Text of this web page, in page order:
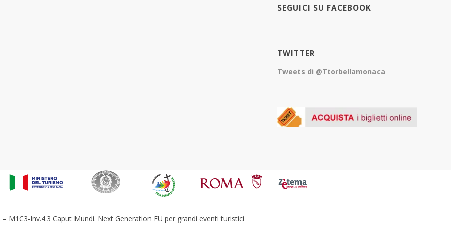
SEGUICI SU FACEBOOK
TWITTER
Tweets di @Ttorbellamonaca
– M1C3-Inv.4.3 Caput Mundi. Next Generation EU per grandi eventi turistici